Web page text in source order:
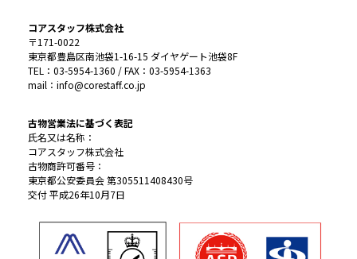
コアスタッフ株式会社
〒171-0022
東京都豊島区南池袋1-16-15 ダイヤゲート池袋8F
TEL：03-5954-1360 / FAX：03-5954-1363
mail：info@corestaff.co.jp
古物営業法に基づく表記
氏名又は名称：
コアスタッフ株式会社
古物商許可番号：
東京都公安委員会 第305511408430号
交付 平成26年10月7日